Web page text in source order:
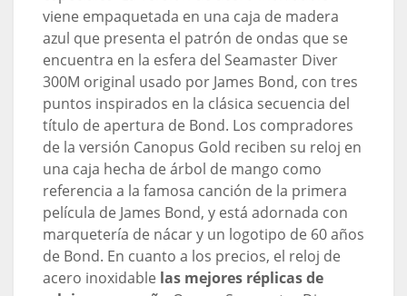
viene empaquetada en una caja de madera
azul que presenta el patrón de ondas que se
encuentra en la esfera del Seamaster Diver
300M original usado por James Bond, con tres
puntos inspirados en la clásica secuencia del
título de apertura de Bond. Los compradores
de la versión Canopus Gold reciben su reloj en
una caja hecha de árbol de mango como
referencia a la famosa canción de la primera
película de James Bond, y está adornada con
marquetería de nácar y un logotipo de 60 años
de Bond. En cuanto a los precios, el reloj de
acero inoxidable las mejores réplicas de